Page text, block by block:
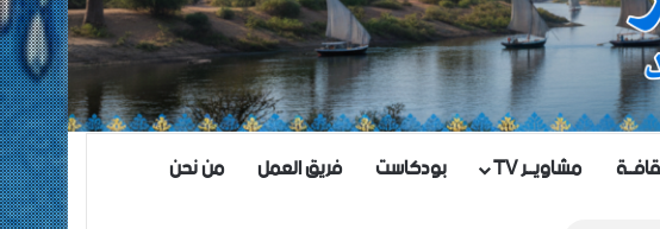
مشاويــر TV بودكاست فريق العمل من نحن